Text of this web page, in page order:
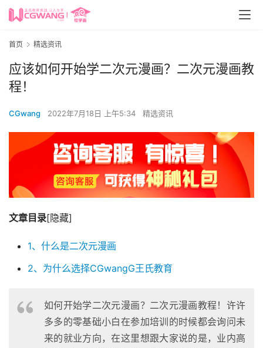
首页 精选资讯
应该如何开始学二次元漫画？二次元漫画教
程！
CGwang 2022年7月18日 上午5:34 精选资讯
文章目录[隐藏]
1、什么是二次元漫画
2、为什么选择CGwangG王氏教育
如何开始学二次元漫画？二次元漫画教程！许许
多多的零基础小白在参加培训的时候都会询问未
来的就业方向，在这里想跟大家说的是，业内高